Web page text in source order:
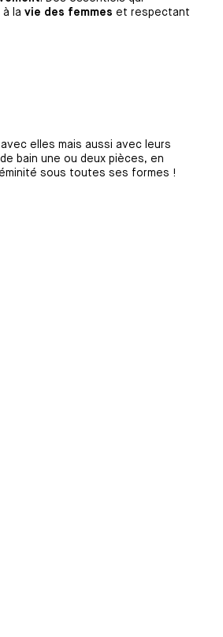
la vie des femmes et respectant
elles mais aussi avec leurs
bain une ou deux pièces, en
sous toutes ses formes !